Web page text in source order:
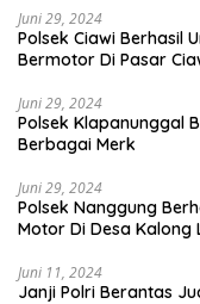
Juni 29, 2024
Polsek Ciawi Berhasil
Bermotor Di Pasar
Juni 29, 2024
Polsek Klapanunggal
Berbagai Merk
Juni 29, 2024
Polsek Nanggung
Motor Di Desa Kalong
Juni 11, 2024
Janji Polri Berantas